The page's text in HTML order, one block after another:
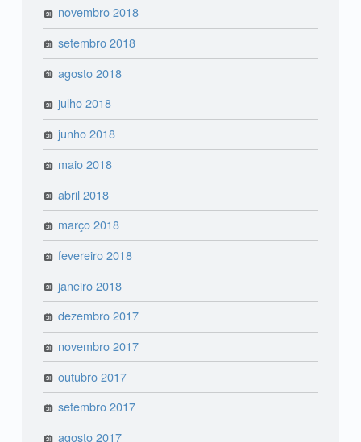
novembro 2018
setembro 2018
agosto 2018
julho 2018
junho 2018
maio 2018
abril 2018
março 2018
fevereiro 2018
janeiro 2018
dezembro 2017
novembro 2017
outubro 2017
setembro 2017
agosto 2017